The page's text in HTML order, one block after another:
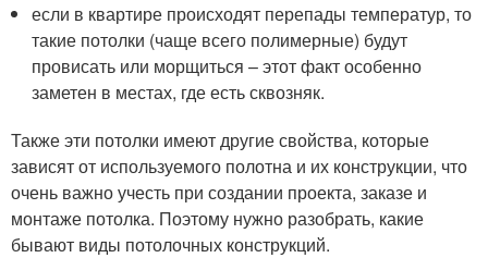
если в квартире происходят перепады температур, то
такие потолки (чаще всего полимерные) будут
провисать или морщиться – этот факт особенно
заметен в местах, где есть сквозняк.
Также эти потолки имеют другие свойства, которые
зависят от используемого полотна и их конструкции, что
очень важно учесть при создании проекта, заказе и
монтаже потолка. Поэтому нужно разобрать, какие
бывают виды потолочных конструкций.